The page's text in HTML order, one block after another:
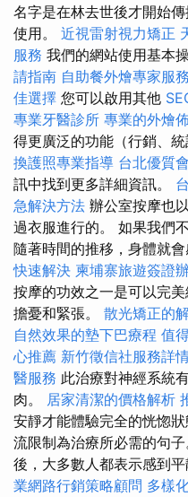
名字是在林去世後才開始
使用。 近視雷射視力矯正
服務 我們的網站使用基本
請指南 自助餐外燴專家服務
佳選擇 您可以啟用其他
專業牙醫診所 專業的外燴
得更廣泛的功能（行銷、統
換護照專業指導 台北優質
訊中找到更多詳細資訊。
急解決方法 辦公室按摩也
過衣服進行的。 如果我們
隨著時間的推移，身體就
快速解決 柬埔寨旅遊簽證
按摩的功效之一是可以完
擔憂和緊張。 散光矯正的
自然效果的墊下巴療程 值
心推薦 新竹徵信社服務詳
醫服務 此治療對神經系統
肉。 居家清潔的價格解析
安靜才能體驗完全的恍惚
流限制為治療所必需的句子
後，大多數人都表示感到
業網路行銷策略顧問 多樣